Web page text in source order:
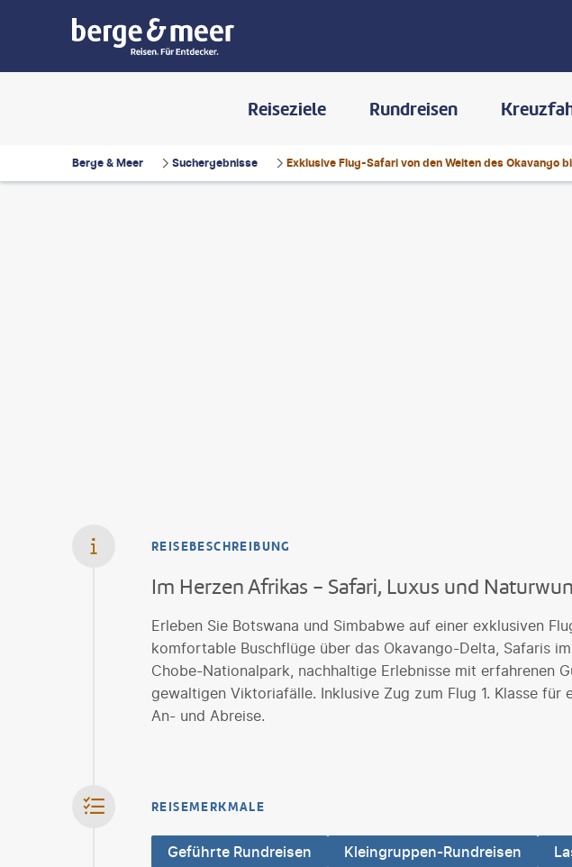
Reiseziele Rundreisen
Berge & Meer Suchergebnisse Exklusive Flug-Safari von den Weiten des Okavango
REISEBESCHREIBUNG
Im Herzen Afrikas - Safari, Luxus und
Erleben Sie Botswana und Simbabwe auf einer exklusiven
komfortable Buschflüge über das Okavango-Delta, Safaris
Chobe-Nationalpark, nachhaltige Erlebnisse mit erfahrenen
gewaltigen Viktoriafälle. Inklusive Zug zum Flug 1. Klasse für
An- und Abreise.
REISEMERKMALE
Geführte Rundreisen Kleingruppen-Rundreisen